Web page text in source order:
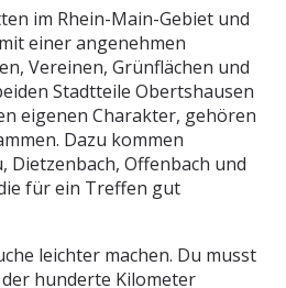
im Rhein-Main-Gebiet und
einer angenehmen
Vereinen, Grünflächen und
Stadtteile Obertshausen
eigenen Charakter, gehören
Dazu kommen
Dietzenbach, Offenbach und
für ein Treffen gut
leichter machen. Du musst
hunderte Kilometer